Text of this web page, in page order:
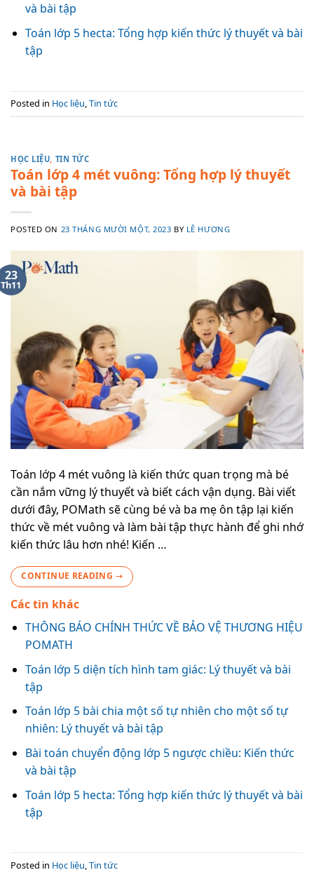
và bài tập
Toán lớp 5 hecta: Tổng hợp kiến thức lý thuyết và bài
tập
Posted in Học liệu,Tin tức
HỌC LIỆU TIN TỨC
Toán lớp 4 mét vuông: Tổng hợp lý thuyết
và bài tập
POSTED ON 23 THÁNG MƯỜI MỘT, 2023 BY LÊ HƯƠNG
23
Th11
Toán lớp 4 mét vuông là kiến thức quan trọng mà bé
cần nắm vững lý thuyết và biết cách vận dụng. Bài viết
dưới đây, POMath sẽ cùng bé và ba mẹ ôn tập lại kiến
thức về mét vuông và làm bài tập thực hành để ghi nhớ
kiến thức lâu hơn nhé! Kiến …
CONTINUE READING →
Các tin khác
THÔNG BÁO CHÍNH THỨC VỀ BẢO VỆ THƯƠNG HIỆU
POMATH
Toán lớp 5 diện tích hình tam giác: Lý thuyết và bài
tập
Toán lớp 5 bài chia một số tự nhiên cho một số tự
nhiên: Lý thuyết và bài tập
Bài toán chuyển động lớp 5 ngược chiều: Kiến thức
và bài tập
Toán lớp 5 hecta: Tổng hợp kiến thức lý thuyết và bài
tập
Posted in Học liệu,Tin tức